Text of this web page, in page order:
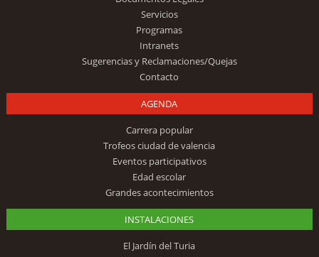
Servicios
Programas
Intranets
Sugerencias y Reclamaciones/Quejas
Contacto
AGENDA
Carrera popular
Trofeos ciudad de valencia
Eventos participativos
Edad escolar
Grandes acontecimientos
INSTALACIONES
El Jardín del Turia